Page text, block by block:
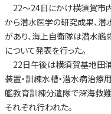
22～24日にかけ横須賀市
から潜水医学の研究成果、
があり、海上自衛隊は潜水
について発表を行った。
22日午後は横須賀基地田
装置・訓練水槽・潜水病治療
艦教育訓練分遣隊で深海救
それぞれ行われた。